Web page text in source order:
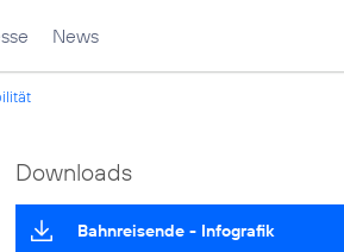
News
Downloads
Bahnreisende - Infografik